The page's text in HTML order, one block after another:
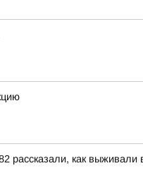
рассказали, как выживали